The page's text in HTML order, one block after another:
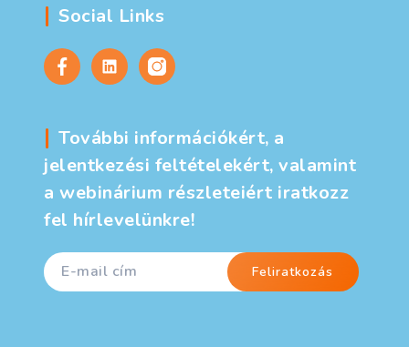
Social Links
További információkért, a
jelentkezési feltételekért, valamint
a webinárium részleteiért iratkozz
fel hírlevelünkre!